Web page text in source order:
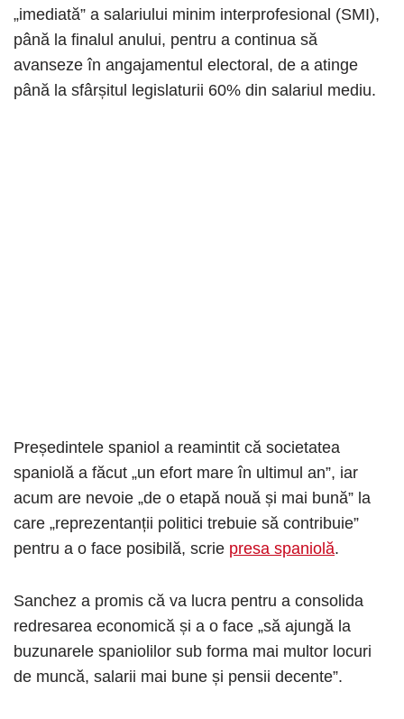
„imediată” a salariului minim interprofesional (SMI),
până la finalul anului, pentru a continua să
avanseze în angajamentul electoral, de a atinge
până la sfârșitul legislaturii 60% din salariul mediu.
Președintele spaniol a reamintit că societatea
spaniolă a făcut „un efort mare în ultimul an”, iar
acum are nevoie „de o etapă nouă și mai bună” la
care „reprezentanții politici trebuie să contribuie”
pentru a o face posibilă, scrie presa spaniolă.
Sanchez a promis că va lucra pentru a consolida
redresarea economică și a o face „să ajungă la
buzunarele spaniolilor sub forma mai multor locuri
de muncă, salarii mai bune și pensii decente”.